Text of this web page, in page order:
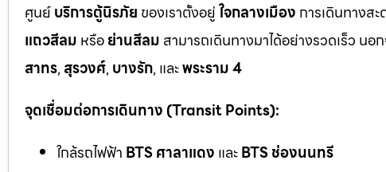
ศูนย์บริการตู้นิรภัย ของเราตั้งอยู่ใจกลางเมือง การเดินทางส
แถวสีลม หรือย่านสีลม สามารถเดินทางมาได้อย่างรวดเร็ว น
สาทร, สุรวงศ์, บางรัก, และพระราม 4
จุดเชื่อมต่อการเดินทาง (Transit Points):
ใกล้รถไฟฟ้า BTS ศาลาแดง และBTS ช่องนนทรี